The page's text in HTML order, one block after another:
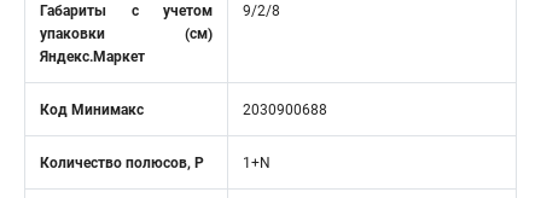
Габариты с учетом
упаковки (см)
Яндекс.Маркет
9/2/8
Код Минимакс 2030900688
Количество полюсов, Р 1+N